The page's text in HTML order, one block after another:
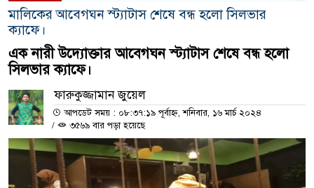
মালিকের আবেগঘন স্ট্যাটাস শেষে বন্ধ হলো সিলভার
ক্যাফে।
এক নারী উদ্যোক্তার আবেগঘন স্ট্যাটাস শেষে বন্ধ হলো
সিলভার ক্যাফে।
ফারুকুজ্জামান জুয়েল
আপডেট সময় : ০৮:৩৭:১৯ পূর্বাহ্ন, শনিবার, ১৬ মার্চ ২০২৪
/
৩৫৬৯ বার পড়া হয়েছে